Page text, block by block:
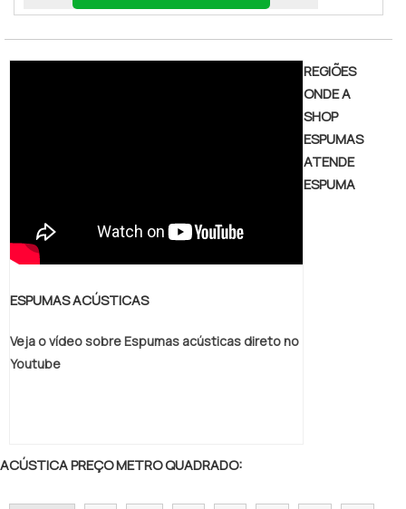
ESPUMAS ACÚSTICAS
Veja o vídeo sobre Espumas acústicas direto no
Youtube
REGIÕES
ONDE A
SHOP
ESPUMAS
ATENDE
ESPUMA
ACÚSTICA PREÇO METRO QUADRADO: